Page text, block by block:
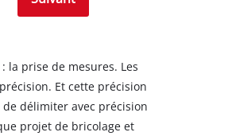
la prise de mesures. Les
Et cette précision
délimiter avec précision
projet de bricolage et